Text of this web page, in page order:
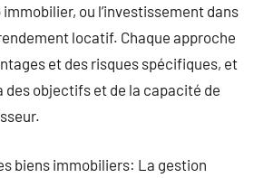
ou l’investissement dans
locatif. Chaque approche
et des risques spécifiques, et
des objectifs et de la capacité de
biens immobiliers: La gestion